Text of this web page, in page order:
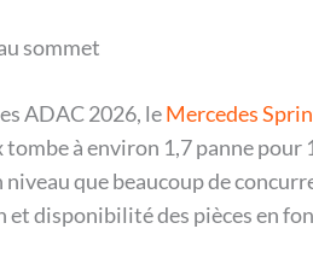
sommet
ADAC 2026, leMercedes
tombe à environ 1,7 panne
que beaucoup de
disponibilité des pièces en